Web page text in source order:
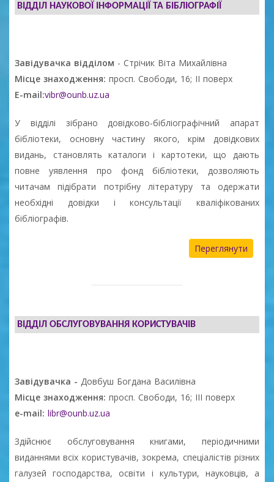
ВІДДІЛ НАУКОВОЇ ІНФОРМАЦІЇ ТА БІБЛІОГРАФІЇ
Завідувачка відділом - Стрічик Віта Михайлівна
Місце знаходження: просп. Свободи, 16; ІІ поверх
E-mail:vibr@ounb.uz.ua
У відділі зібрано довідково-бібліографічний апарат
бібліотеки, основну частину якого, крім довідкових
видань, становлять каталоги і картотеки, що дають
повне уявлення про фонд бібліотеки, дозволяють
читачам підібрати потрібну літературу та одержати
необхідні довідки і консультації кваліфікованих
бібліографів.
Переглянути
ВІДДІЛ ОБСЛУГОВУВАННЯ КОРИСТУВАЧІВ
Завідувачка - Довбуш Богдана Василівна
Місце знаходження: просп. Свободи, 16; ІІІ поверх
e-mail: libr@ounb.uz.ua
Здійснює обслуговування книгами, періодичними
виданнями всіх користувачів, зокрема, спеціалістів різних
галузей господарства, освіти і культури, науковців, а